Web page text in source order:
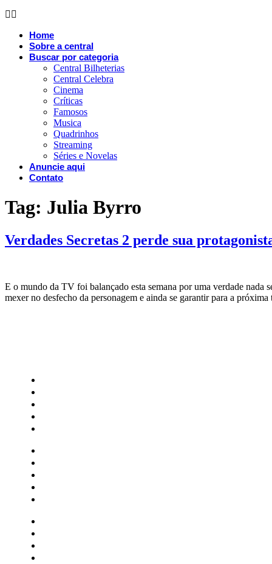
Home
Sobre a central
Buscar por categoria
Central Bilheterias
Central Celebra
Cinema
Críticas
Famosos
Musica
Quadrinhos
Streaming
Séries e Novelas
Anuncie aqui
Contato
Tag: Julia Byrro
Verdades Secretas 2 perde sua
E o mundo da TV foi balançado esta semana por uma verdade nada
mexer no desfecho da personagem e ainda se garantir para a